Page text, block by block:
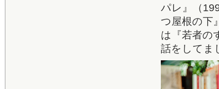
パレ』（
つ屋根の下
は『若者の
話をしてま